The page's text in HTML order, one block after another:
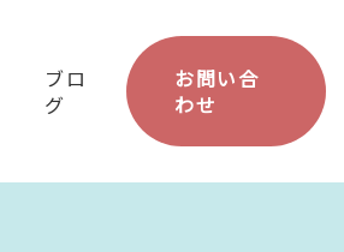
ブロ
グ
お問い合
わせ